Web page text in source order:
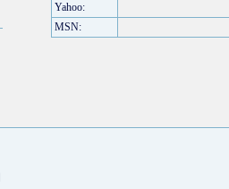
Yahoo:
MSN: